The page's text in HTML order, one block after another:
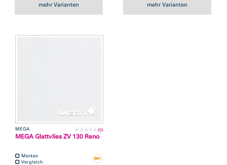
mehr Varianten mehr Varianten
MEGA (0)
MEGA Glattvlies ZV 130 Reno
Merken
Vergleich